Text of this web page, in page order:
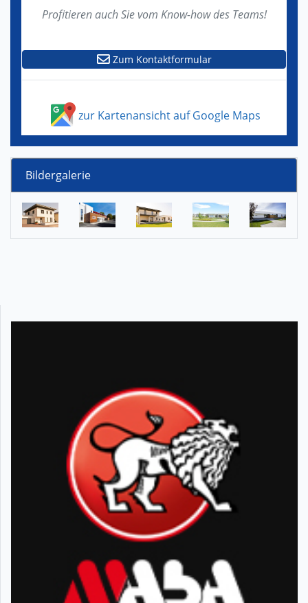
Profitieren auch Sie vom Know-how des Teams!
Zum Kontaktformular
zur Kartenansicht auf Google Maps
Bildergalerie